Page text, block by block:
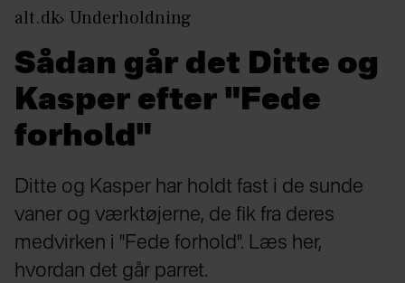
alt.dk Underholdning
Sådan går det Ditte og
Kasper efter "Fede
forhold"
Ditte og Kasper har holdt fast i de sunde
vaner og værktøjerne, de fik fra deres
medvirken i "Fede forhold". Læs her,
hvordan det går parret.